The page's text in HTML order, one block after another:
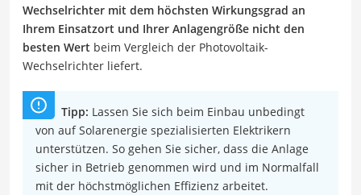
Wechselrichter mit dem höchsten Wirkungsgrad an
Ihrem Einsatzort und Ihrer Anlagengröße nicht den
besten Wert beim Vergleich der Photovoltaik-
Wechselrichter liefert.
Tipp: Lassen Sie sich beim Einbau unbedingt
von auf Solarenergie spezialisierten Elektrikern
unterstützen. So gehen Sie sicher, dass die Anlage
sicher in Betrieb genommen wird und im Normalfall
mit der höchstmöglichen Effizienz arbeitet.